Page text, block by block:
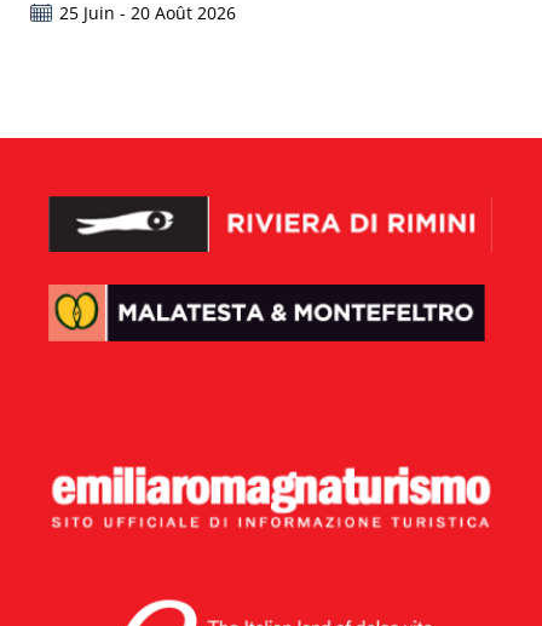
25 Juin - 20 Août 2026